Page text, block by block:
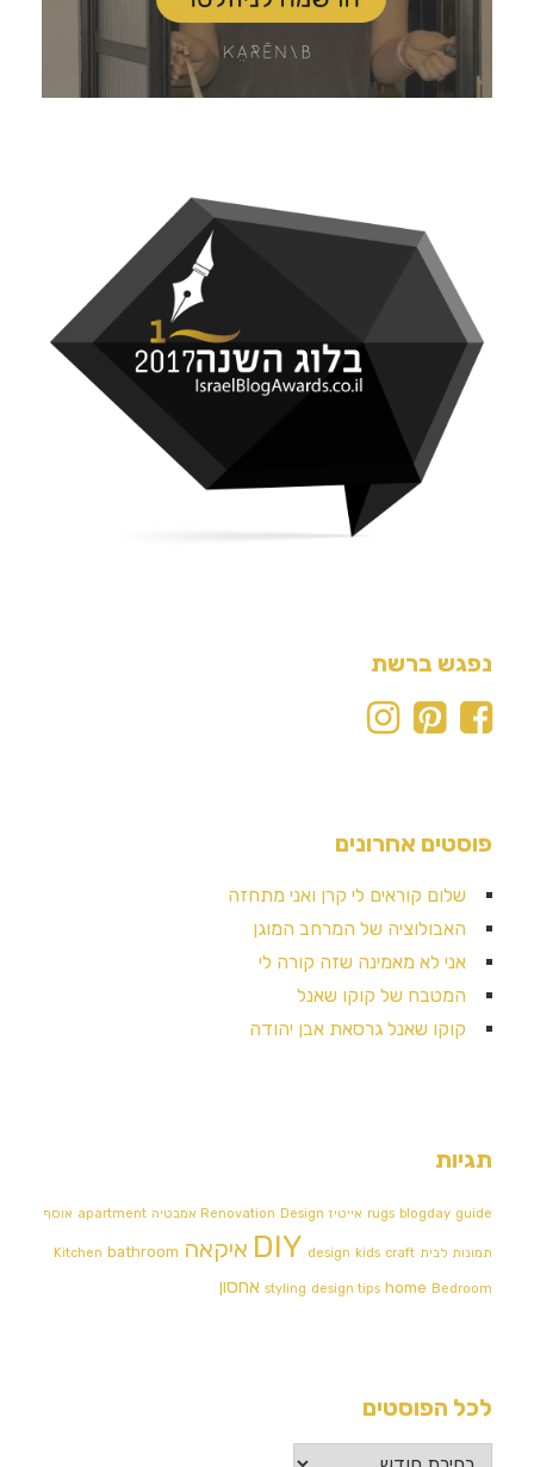
נפגש ברשת
פוסטים אחרונים
שלום קוראים לי קרן ואני מתחזה
האבולוציה של המרחב המוגן
אני לא מאמינה שזה קורה לי
המטבח של קוקו שאנל
קוקו שאנל גרסאת אבן יהודה
תגיות
rugs blogday guide אייטיז Renovation Design אמבטיה apartment אוסף
תמונות לבית DIY design kids craft איקאה Kitchen bathroom
styling design tips home Bedroom אחסון
לכל הפוסטים
לכל